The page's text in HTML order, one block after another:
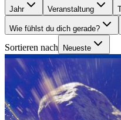
Jahr Veranstaltung
Wie fühlst du dich gerade?
Sortieren nach Neueste